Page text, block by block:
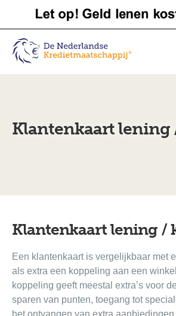
Klantenkaart lening
Klantenkaart lening /
Een klantenkaart is vergelijkbaar met
als extra een koppeling aan een
koppeling geeft meestal extra’s voor
sparen van punten, toegang tot
het ontvangen van extra